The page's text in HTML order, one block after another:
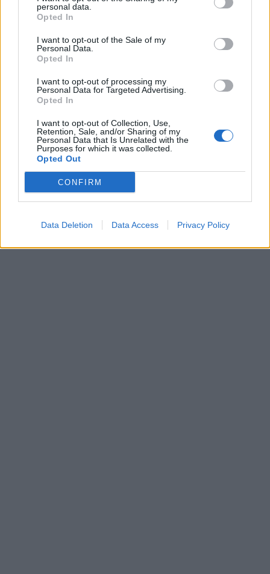
personal data.
Opted In
I want to opt-out of the Sale of my
Personal Data.
Opted In
I want to opt-out of processing my
Personal Data for Targeted Advertising.
Opted In
I want to opt-out of Collection, Use,
Retention, Sale, and/or Sharing of my
Personal Data that Is Unrelated with the
Purposes for which it was collected.
Opted Out
CONFIRM
Data Deletion Data Access Privacy Policy
In evidenza